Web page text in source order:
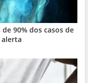
90% dos casos de